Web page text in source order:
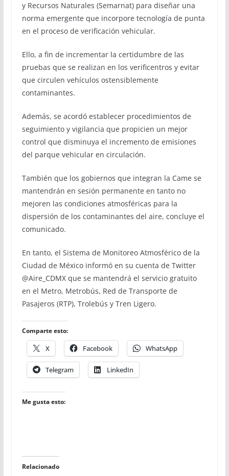
y Recursos Naturales (Semarnat) para diseñar una
norma emergente que incorpore tecnología de punta
en el proceso de verificación vehicular.
Ello, a fin de incrementar la certidumbre de las
pruebas que se realizan en los verificentros y evitar
que circulen vehículos ostensiblemente
contaminantes.
Además, se acordó establecer procedimientos de
seguimiento y vigilancia que propicien un mejor
control que disminuya el incremento de emisiones
del parque vehicular en circulación.
También que los gobiernos que integran la Came se
mantendrán en sesión permanente en tanto no
mejoren las condiciones atmosféricas para la
dispersión de los contaminantes del aire, concluye el
comunicado.
En tanto, el Sistema de Monitoreo Atmosférico de la
Ciudad de México informó en su cuenta de Twitter
@Aire_CDMX que se mantendrá el servicio gratuito
en el Metro, Metrobús, Red de Transporte de
Pasajeros (RTP), Trolebús y Tren Ligero.
Comparte esto:
X Facebook WhatsApp
Telegram LinkedIn
Me gusta esto:
Relacionado